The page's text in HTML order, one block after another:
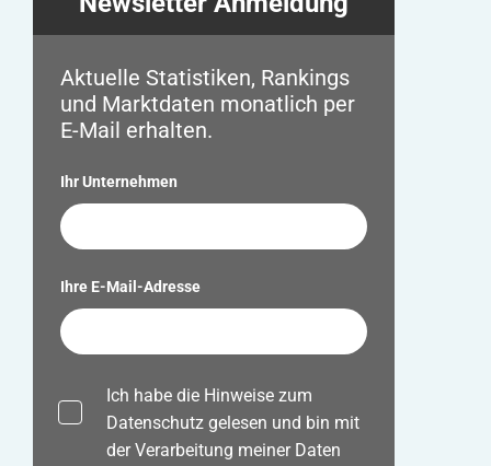
Aktuelle Statistiken, Rankings
und Marktdaten monatlich per
E-Mail erhalten.
Ihr Unternehmen
Ihre E-Mail-Adresse
Ich habe die Hinweise zum
Datenschutz gelesen und bin mit
der Verarbeitung meiner Daten